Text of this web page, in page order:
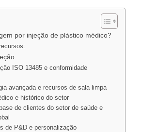
por injeção de plástico médico?
ISO 13485 e conformidade
avançada e recursos de sala limpa
e histórico do setor
de clientes do setor de saúde e
de P&D e personalização